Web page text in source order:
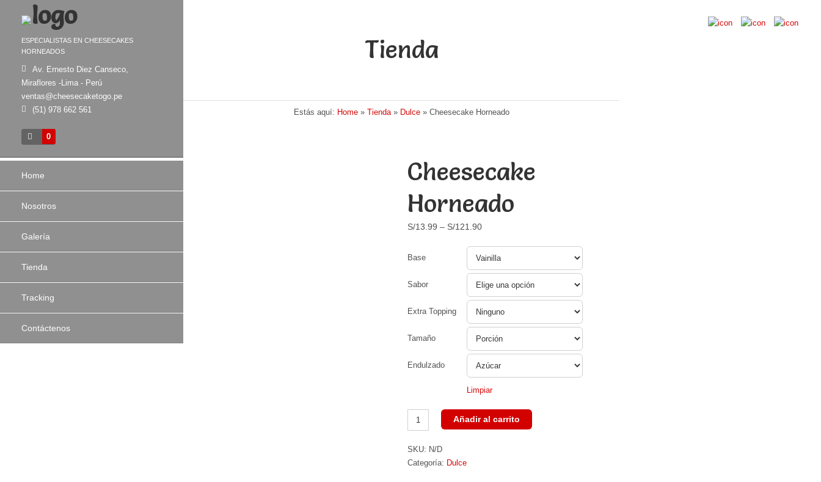
ESPECIALISTAS EN CHEESECAKES
HORNEADOS
Av. Ernesto Diez Canseco,
Miraflores -Lima - Perú
ventas@cheesecaketogo.pe
(51) 978 662 561
0
Home
Nosotros
Galería
Tienda
Tracking
Contáctenos
Tienda
Estás aquí: Home » Tienda » Dulce »Cheesecake Horneado
Cheesecake
Horneado
S/13.99 – S/121.90
Base
Sabor
Extra Topping
Tamaño
Endulzado
Limpiar
Cheesecake
cantidad
Añadir al carrito
SKU: N/D
Categoría: Dulce